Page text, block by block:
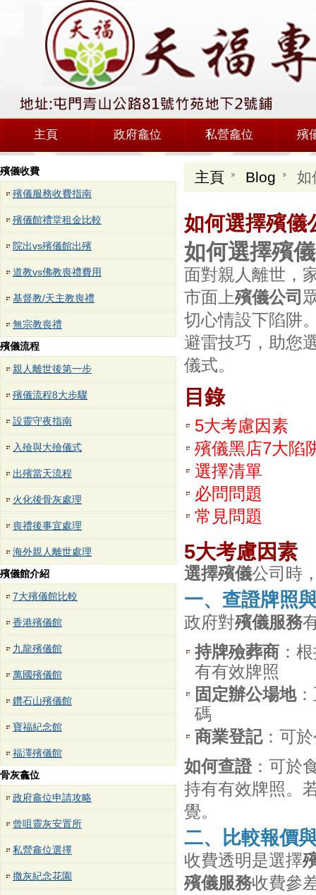
主頁 政府龕位 私營龕位 殯
殯儀收費
殯儀服務收費指南
殯儀館禮堂租金比較
院出vs殯儀館出殯
道教vs佛教喪禮費用
基督教/天主教喪禮
無宗教喪禮
殯儀流程
親人離世後第一步
殯儀流程8大步驟
設靈守夜指南
入殮與大殮儀式
出殯當天流程
火化後骨灰處理
喪禮後事宜處理
海外親人離世處理
殯儀館介紹
7大殯儀館比較
香港殯儀館
九龍殯儀館
萬國殯儀館
鑽石山殯儀館
寶福紀念館
福澤殯儀館
骨灰龕位
政府龕位申請攻略
曾咀靈灰安置所
私營龕位選擇
撒灰紀念花園
主頁 Blog 如
如何選擇殯儀
如何選擇殯
面對親人離世，
市面上殯儀公司
切心情設下陷阱
避雷技巧，助您
儀式。
目錄
5大考慮因素
殯儀黑店7大陷
選擇清單
必問問題
常見問題
5大考慮因素
選擇殯儀公司時
一、查證牌照
政府對殯儀服務
持牌殮葬商 ：
有有效牌照
固定辦公場地
碼
商業登記：可
如何查證：可於
持有有效牌照。
覺。
二、比較報價
收費透明是選擇
殯儀服務收費參